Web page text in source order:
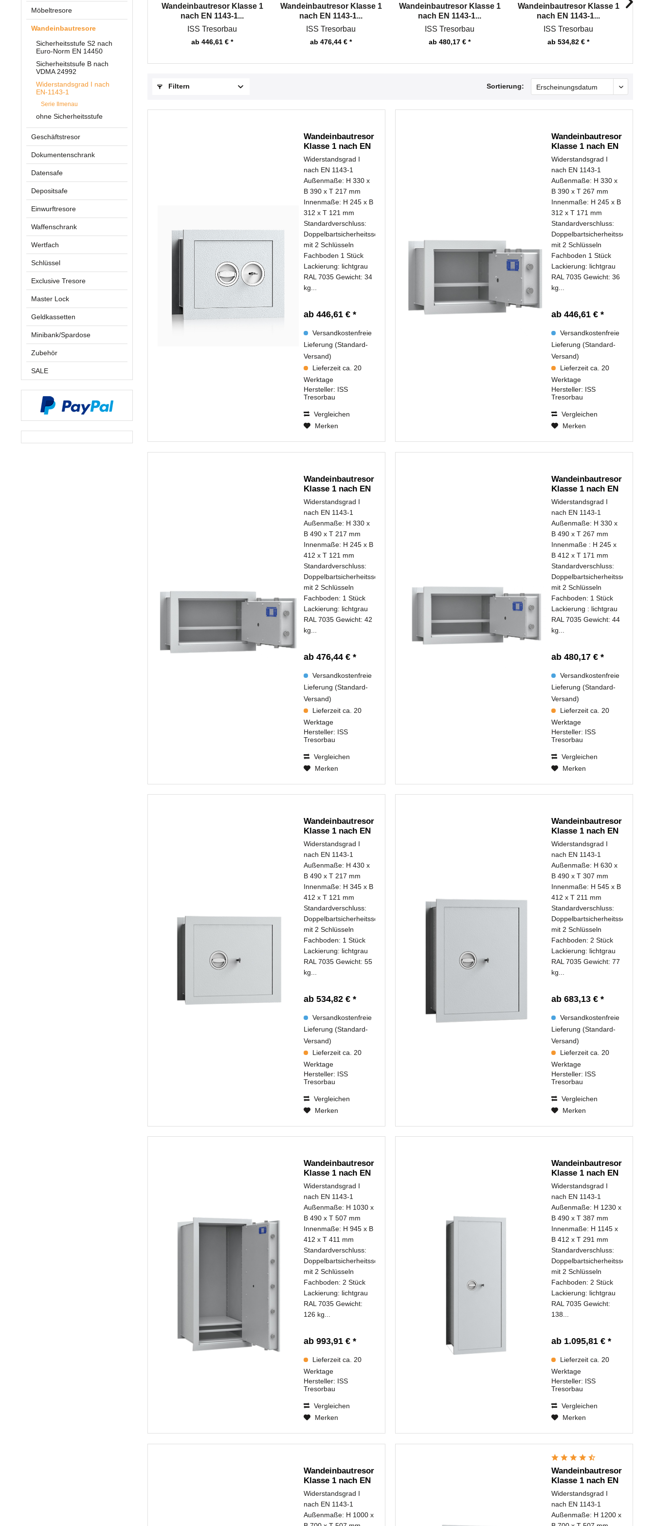
Möbeltresore
Wandeinbautresore
Sicherheitsstufe S2 nach
Euro-Norm EN 14450
Sicherheitstsufe B nach
VDMA 24992
Widerstandsgrad I nach
EN-1143-1
Serie Ilmenau
ohne Sicherheitsstufe
Geschäftstresor
Dokumentenschrank
Datensafe
Depositsafe
Einwurftresore
Waffenschrank
Wertfach
Schlüssel
Exclusive Tresore
Master Lock
Geldkassetten
Minibank/Spardose
Zubehör
SALE
Wandeinbautresor Klasse 1
nach EN 1143-1...
ISS Tresorbau
ab 446,61 € *
Wandeinbautresor Klasse 1
nach EN 1143-1...
ISS Tresorbau
ab 476,44 € *
Wandeinbautresor Klasse 1
nach EN 1143-1...
ISS Tresorbau
ab 480,17 € *
Wandeinbautresor Klasse 1
nach EN 1143-1...
ISS Tresorbau
ab 534,82 € *
Filtern Sortierung:
Wandeinbautresor
Klasse 1 nach EN
1143-1...
Widerstandsgrad I
nach EN 1143-1
Außenmaße: H 330 x
B 390 x T 217 mm
Innenmaße: H 245 x B
312 x T 121 mm
Standardverschluss:
Doppelbartsicherheitsschloss
mit 2 Schlüsseln
Fachboden 1 Stück
Lackierung: lichtgrau
RAL 7035 Gewicht: 34
kg...
ab 446,61 € *
Versandkostenfreie
Lieferung (Standard-
Versand)
Lieferzeit ca. 20
Werktage
Hersteller: ISS
Tresorbau
Vergleichen
Merken
Wandeinbautresor
Klasse 1 nach EN
1143-1...
Widerstandsgrad I
nach EN 1143-1
Außenmaße: H 330 x
B 390 x T 267 mm
Innenmaße: H 245 x B
312 x T 171 mm
Standardverschluss:
Doppelbartsicherheitsschloss
mit 2 Schlüsseln
Fachboden 1 Stück
Lackierung: lichtgrau
RAL 7035 Gewicht: 36
kg...
ab 446,61 € *
Versandkostenfreie
Lieferung (Standard-
Versand)
Lieferzeit ca. 20
Werktage
Hersteller: ISS
Tresorbau
Vergleichen
Merken
Wandeinbautresor
Klasse 1 nach EN
1143-1...
Widerstandsgrad I
nach EN 1143-1
Außenmaße: H 330 x
B 490 x T 217 mm
Innenmaße: H 245 x B
412 x T 121 mm
Standardverschluss:
Doppelbartsicherheitsschloss
mit 2 Schlüsseln
Fachboden: 1 Stück
Lackierung: lichtgrau
RAL 7035 Gewicht: 42
kg...
ab 476,44 € *
Versandkostenfreie
Lieferung (Standard-
Versand)
Lieferzeit ca. 20
Werktage
Hersteller: ISS
Tresorbau
Vergleichen
Merken
Wandeinbautresor
Klasse 1 nach EN
1143-1...
Widerstandsgrad I
nach EN 1143-1
Außenmaße: H 330 x
B 490 x T 267 mm
Innenmaße : H 245 x
B 412 x T 171 mm
Standardverschluss:
Doppelbartsicherheitsschloss
mit 2 Schlüsseln
Fachboden: 1 Stück
Lackierung : lichtgrau
RAL 7035 Gewicht: 44
kg...
ab 480,17 € *
Versandkostenfreie
Lieferung (Standard-
Versand)
Lieferzeit ca. 20
Werktage
Hersteller: ISS
Tresorbau
Vergleichen
Merken
Wandeinbautresor
Klasse 1 nach EN
1143-1...
Widerstandsgrad I
nach EN 1143-1
Außenmaße: H 430 x
B 490 x T 217 mm
Innenmaße: H 345 x B
412 x T 121 mm
Standardverschluss:
Doppelbartsicherheitsschloss
mit 2 Schlüsseln
Fachboden: 1 Stück
Lackierung: lichtgrau
RAL 7035 Gewicht: 55
kg...
ab 534,82 € *
Versandkostenfreie
Lieferung (Standard-
Versand)
Lieferzeit ca. 20
Werktage
Hersteller: ISS
Tresorbau
Vergleichen
Merken
Wandeinbautresor
Klasse 1 nach EN
1143-1...
Widerstandsgrad I
nach EN 1143-1
Außenmaße: H 630 x
B 490 x T 307 mm
Innenmaße: H 545 x B
412 x T 211 mm
Standardverschluss:
Doppelbartsicherheitsschloss
mit 2 Schlüsseln
Fachboden: 2 Stück
Lackierung: lichtgrau
RAL 7035 Gewicht: 77
kg...
ab 683,13 € *
Versandkostenfreie
Lieferung (Standard-
Versand)
Lieferzeit ca. 20
Werktage
Hersteller: ISS
Tresorbau
Vergleichen
Merken
Wandeinbautresor
Klasse 1 nach EN
1143-1...
Widerstandsgrad I
nach EN 1143-1
Außenmaße: H 1030 x
B 490 x T 507 mm
Innenmaße: H 945 x B
412 x T 411 mm
Standardverschluss:
Doppelbartsicherheitsschloss
mit 2 Schlüsseln
Fachboden: 2 Stück
Lackierung: lichtgrau
RAL 7035 Gewicht:
126 kg...
ab 993,91 € *
Lieferzeit ca. 20
Werktage
Hersteller: ISS
Tresorbau
Vergleichen
Merken
Wandeinbautresor
Klasse 1 nach EN
1143-1...
Widerstandsgrad I
nach EN 1143-1
Außenmaße: H 1230 x
B 490 x T 387 mm
Innenmaße: H 1145 x
B 412 x T 291 mm
Standardverschluss:
Doppelbartsicherheitsschloss
mit 2 Schlüsseln
Fachboden: 2 Stück
Lackierung: lichtgrau
RAL 7035 Gewicht:
138...
ab 1.095,81 € *
Lieferzeit ca. 20
Werktage
Hersteller: ISS
Tresorbau
Vergleichen
Merken
Wandeinbautresor
Klasse 1 nach EN
1143-1...
Widerstandsgrad I
nach EN 1143-1
Außenmaße: H 1000 x
Wandeinbautresor
Klasse 1 nach EN
1143-1...
Widerstandsgrad I
nach EN 1143-1
Außenmaße: H 1200 x